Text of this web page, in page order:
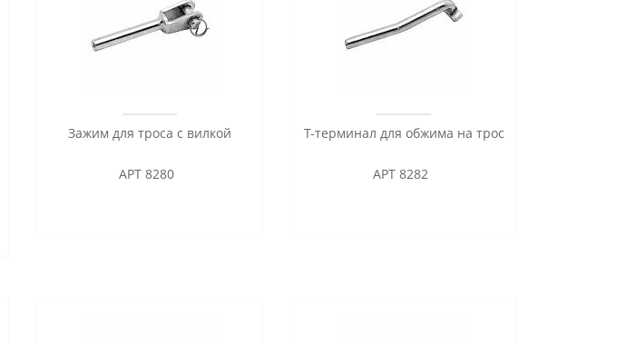
Зажим для троса с вилкой
АРТ 8280
T-терминал для обжима на трос
АРТ 8282